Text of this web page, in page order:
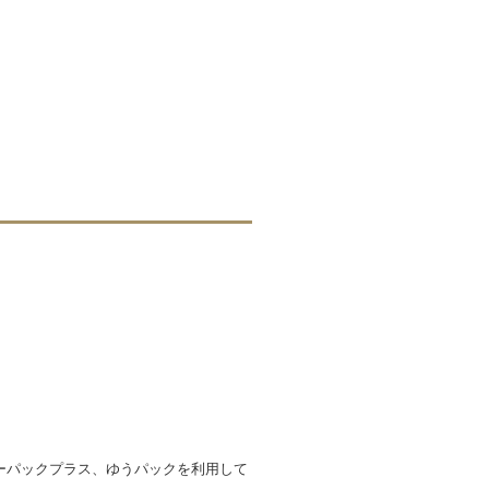
ックプラス、ゆうパックを利用して